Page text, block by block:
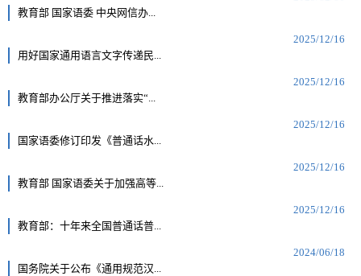
教育部 国家语委 中央网信办...
2025/12/16
用好国家通用语言文字传递民...
2025/12/16
教育部办公厅关于推进落实“...
2025/12/16
国家语委修订印发《普通话水...
2025/12/16
教育部 国家语委关于加强高等...
2025/12/16
教育部：十年来全国普通话普...
2024/06/18
国务院关于公布《通用规范汉...